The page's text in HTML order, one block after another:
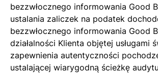
bezzwłocznego informowania Good
ustalania zaliczek na podatek
bezzwłocznego informowania Good
działalności Klienta objętej usługami
zapewnienia autentyczności
ustalającej wiarygodną ścieżkę